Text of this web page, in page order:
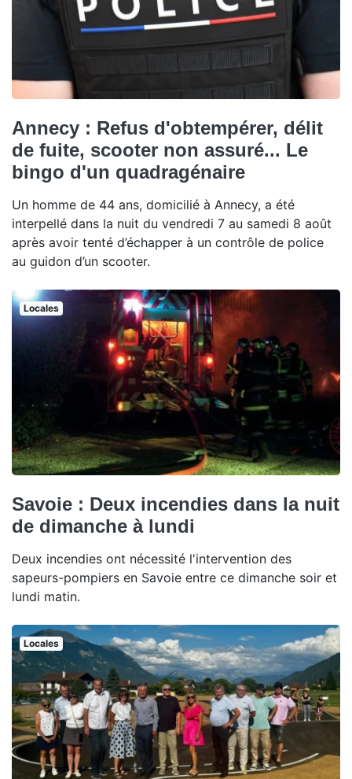
Annecy : Refus d'obtempérer, délit
de fuite, scooter non assuré... Le
bingo d'un quadragénaire
Un homme de 44 ans, domicilié à Annecy, a été
interpellé dans la nuit du vendredi 7 au samedi 8 août
après avoir tenté d’échapper à un contrôle de police
au guidon d’un scooter.
Locales
Savoie : Deux incendies dans la nuit
de dimanche à lundi
Deux incendies ont nécessité l'intervention des
sapeurs-pompiers en Savoie entre ce dimanche soir et
lundi matin.
Locales